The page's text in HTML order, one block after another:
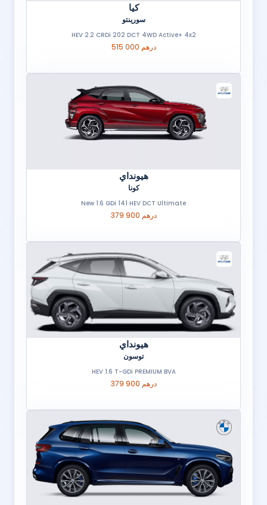
كيا
سورينتو
HEV 2.2 CRDi 202 DCT 4WD Active+ 4x2
515 000 درهم
هيونداي
كونا
New 1.6 GDi 141 HEV DCT Ultimate
379 900 درهم
هيونداي
توسون
HEV 1.6 T-GDi PREMIUM BVA
379 900 درهم